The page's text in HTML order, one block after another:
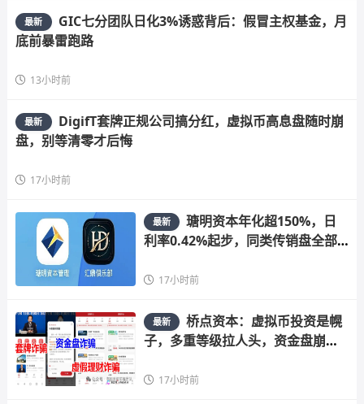
最新
GIC七分团队日化3%诱惑背后：假冒主权基金，月
底前暴雷跑路
13小时前
最新
DigifT套牌正规公司搞分红，虚拟币高息盘随时崩
盘，别等清零才后悔
17小时前
最新
瑭明资本年化超150%，日
利率0.42%起步，同类传销盘全部
17小时前
最新
桥点资本：虚拟币投资是幌
子，多重等级拉人头，资金盘崩盘
17小时前